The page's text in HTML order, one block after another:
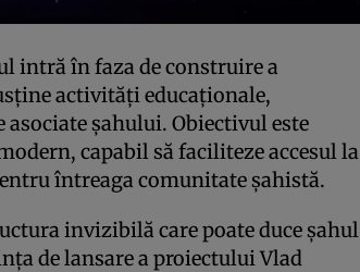
intră în faza de construire a
activități educaționale,
șahului. Obiectivul este
capabil să faciliteze accesul la
întreaga comunitate șahistă.
invizibilă care poate duce șahul
de lansare a proiectului Vlad